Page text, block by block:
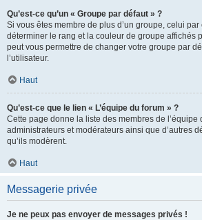
Qu’est-ce qu’un « Groupe par défaut » ?
Si vous êtes membre de plus d’un groupe, celui
déterminer le rang et la couleur de groupe affichés
peut vous permettre de changer votre groupe par
l’utilisateur.
Haut
Qu’est-ce que le lien « L’équipe du forum » ?
Cette page donne la liste des membres de l’équipe
administrateurs et modérateurs ainsi que d’autres
qu’ils modèrent.
Haut
Messagerie privée
Je ne peux pas envoyer de messages privés !